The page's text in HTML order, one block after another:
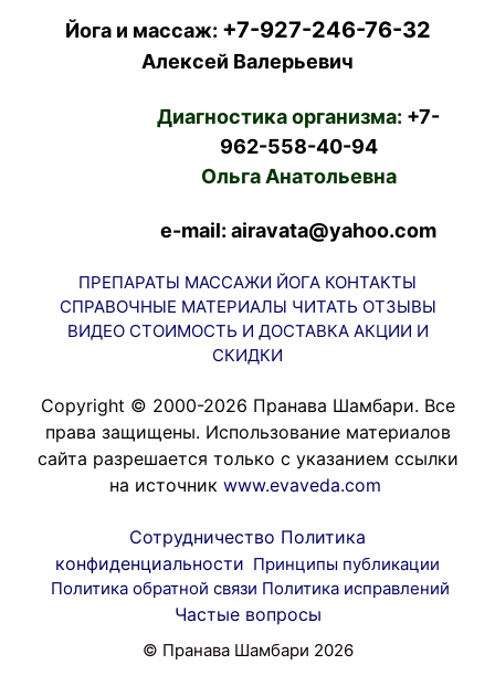
Йога и массаж: +7-927-246-76-32
Алексей Валерьевич
Диагностика организма: +7-
962-558-40-94
Ольга Анатольевна
e-mail: airavata@yahoo.com
ПРЕПАРАТЫ МАССАЖИ ЙОГА КОНТАКТЫ
СПРАВОЧНЫЕ МАТЕРИАЛЫ ЧИТАТЬ ОТЗЫВЫ
ВИДЕО СТОИМОСТЬ И ДОСТАВКА АКЦИИ И
СКИДКИ
Copyright © 2000-2026 Пранава Шамбари. Все
права защищены. Использование материалов
сайта разрешается только с указанием ссылки
на источник www.evaveda.com
Сотрудничество Политика
конфиденциальности Принципы публикации
Политика обратной связи Политика исправлений
Частые вопросы
© Пранава Шамбари 2026